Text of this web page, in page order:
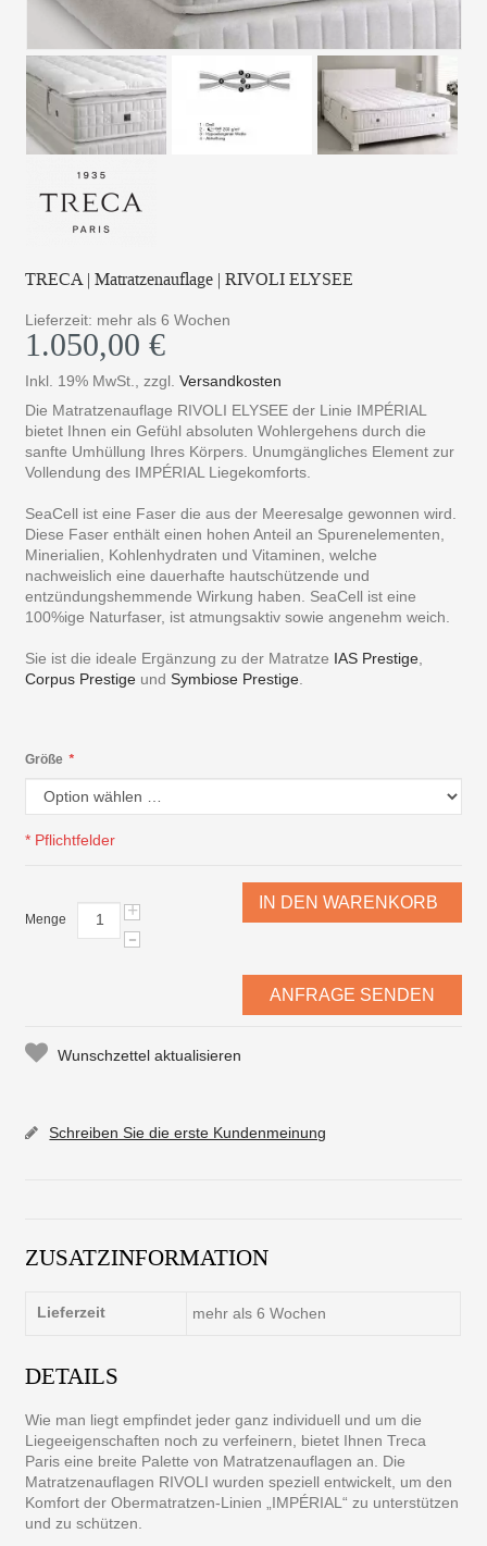
TRECA | Matratzenauflage | RIVOLI ELYSEE
Lieferzeit: mehr als 6 Wochen
1.050,00 €
Inkl. 19% MwSt. ,zzgl.Versandkosten
Die Matratzenauflage RIVOLI ELYSEE der Linie IMPÉRIAL
bietet Ihnen ein Gefühl absoluten Wohlergehens durch die
sanfte Umhüllung Ihres Körpers. Unumgängliches Element zur
Vollendung des IMPÉRIAL Liegekomforts.
SeaCell ist eine Faser die aus der Meeresalge gewonnen wird.
Diese Faser enthält einen hohen Anteil an Spurenelementen,
Minerialien, Kohlenhydraten und Vitaminen, welche
nachweislich eine dauerhafte hautschützende und
entzündungshemmende Wirkung haben. SeaCell ist eine
100%ige Naturfaser, ist atmungsaktiv sowie angenehm weich.
Sie ist die ideale Ergänzung zu der Matratze IAS Prestige
Corpus Prestige undSymbiose Prestige
*
Größe
* Pflichtfelder
Menge +
-
IN DEN WARENKORB
ANFRAGE SENDEN
Wunschzettel aktualisieren
Schreiben Sie die erste Kundenmeinung
ZUSATZINFORMATION
Lieferzeit mehr als 6 Wochen
DETAILS
Wie man liegt empfindet jeder ganz individuell und um die
Liegeeigenschaften noch zu verfeinern, bietet Ihnen Treca
Paris eine breite Palette von Matratzenauflagen an. Die
Matratzenauflagen RIVOLI wurden speziell entwickelt, um den
Komfort der Obermatratzen-Linien „IMPÉRIAL“ zu unterstützen
und zu schützen.